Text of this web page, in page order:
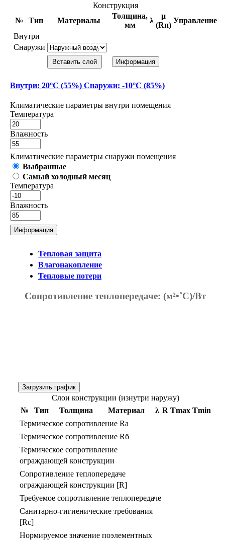
Конструкция
№
Тип Материалы
Толщина,
мм
λ
μ
(Rп)
Управление
Внутри
Снаружи
Вставить слой Информация
Внутри: 20°С (55%) Снаружи: -10°С (85%)
Климатические параметры внутри помещения
Температура
Влажность
Климатические параметры снаружи помещения
Выбранные
Самый холодный месяц
Температура
Влажность
Информация
Тепловая защита
Влагонакопление
Тепловые потери
Сопротивление теплопередаче: (м²•˚С)/Вт
Загрузить график
Слои конструкции (изнутри наружу)
№
Тип Толщина Материал λ R Тmax Тmin
Термическое сопротивление Rа
Термическое сопротивление Rб
Термическое сопротивление
ограждающей конструкции
Сопротивление теплопередаче
ограждающей конструкции [R]
Требуемое сопротивление теплопередаче
Санитарно-гигиенические требования
[Rс]
Нормируемое значение поэлементных